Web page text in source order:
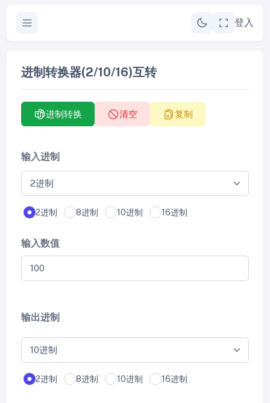
登入
进制转换器(2/10/16)互转
进制转换 清空 复制
输入进制
2进制 8进制 10进制 16进制
输入数值
输出进制
2进制 8进制 10进制 16进制